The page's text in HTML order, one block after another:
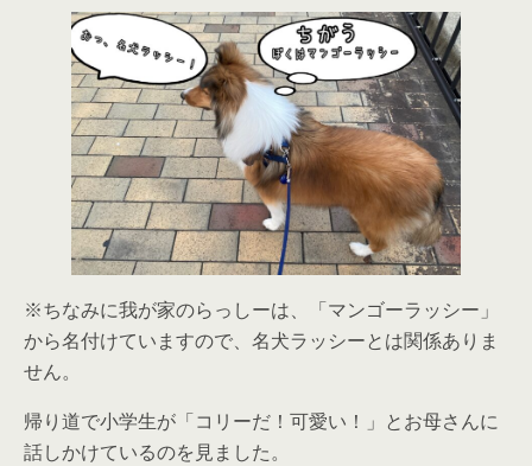
※ちなみに我が家のらっしーは、「マンゴーラッシー」
から名付けていますので、名犬ラッシーとは関係ありま
せん。
帰り道で小学生が「コリーだ！可愛い！」とお母さんに
話しかけているのを見ました。